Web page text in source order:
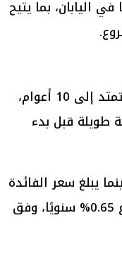
اليابان، بما يتيح
تصل فترة سداد القرض إلى 30 عامًا، وذلك بعد فترة سماح تمتد إلى 10 أعوام،
طويلة قبل بدء
سعر الفائدة
الخاص بالجزء المخصص لتغطية مدفوعات استشاري المشروع 0.65% سنويًا، وفق